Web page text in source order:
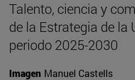
Talento, ciencia y
de la Estrategia de la
periodo 2025-2030
Imagen Manuel Castells